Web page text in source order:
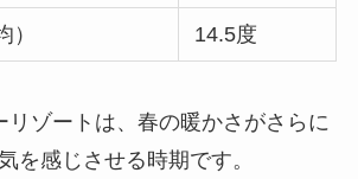
） 14.5度
リゾートは、春の暖かさがさらに
を感じさせる時期です。